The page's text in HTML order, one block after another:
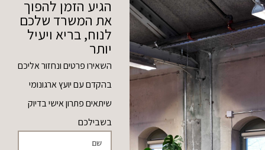
הגיע הזמן להפוך
את המשרד שלכם
לנוח, בריא ויעיל
יותר
השאירו פרטים ונחזור אליכם
בהקדם עם יועץ ארגונומי
שיתאים פתרון אישי בדיוק
בשבילכם